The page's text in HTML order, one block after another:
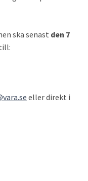
ska senast den 7
eller direkt i